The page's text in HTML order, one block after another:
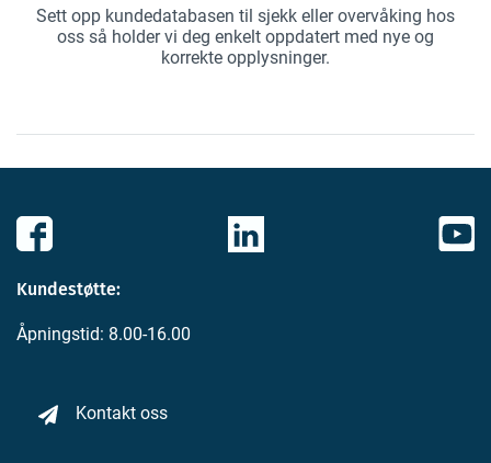
Sett opp kundedatabasen til sjekk eller overvåking hos
oss så holder vi deg enkelt oppdatert med nye og
korrekte opplysninger.
Kundestøtte:
Åpningstid: 8.00-16.00
Kontakt oss